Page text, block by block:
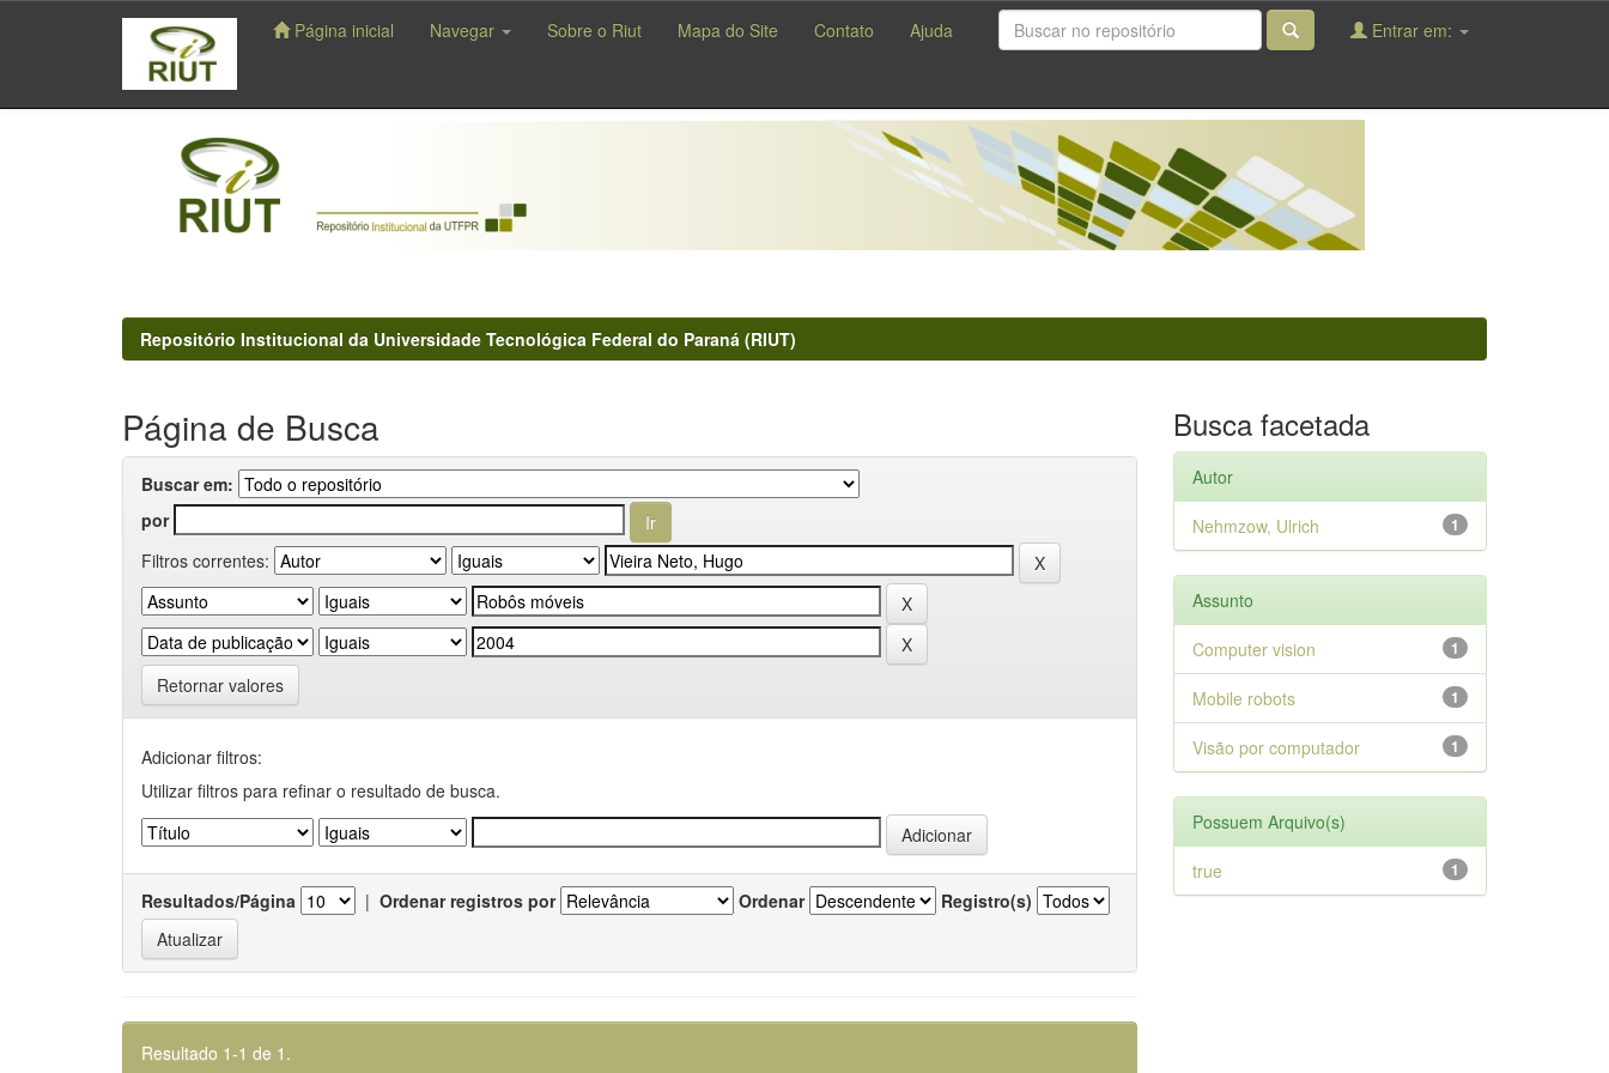
navigation
Página inicial Navegar Sobre o Riut Mapa do Site Contato Ajuda Entrar em:
Repositório Institucional da Universidade Tecnológica Federal do Paraná (RIUT)
Página de Busca
Buscar em:
por
Filtros correntes:
Retornar valores
Adicionar filtros:
Utilizar filtros para refinar o resultado de busca.
Resultados/Página | Ordenar registros por Ordenar Registro(s)
Resultado 1-1 de 1.
Busca facetada
Autor
1
Nehmzow, Ulrich
Assunto
1
Computer vision
1
Mobile robots
1
Visão por computador
Possuem Arquivo(s)
1
true